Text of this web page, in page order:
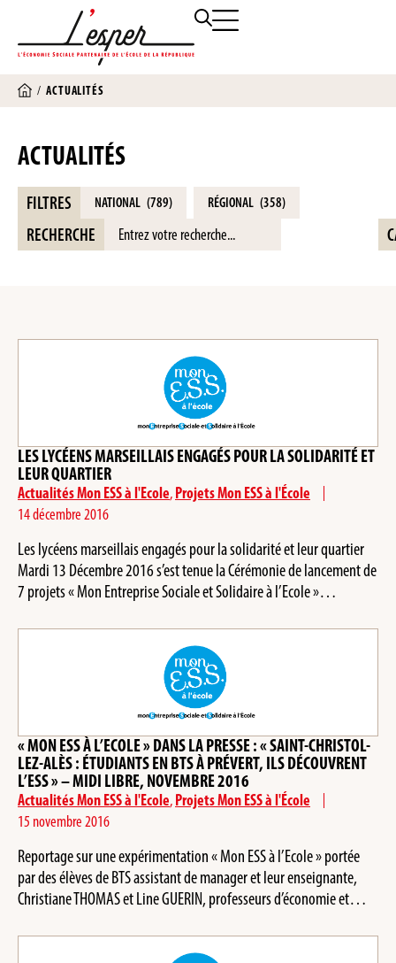
/ACTUALITÉS
ACTUALITÉS
FILTRES NATIONAL (789) RÉGIONAL (358)
RECHERCHE
LES LYCÉENS MARSEILLAIS ENGAGÉS POUR LA SOLIDARITÉ ET
LEUR QUARTIER
Actualités Mon ESS à l'Ecole,Projets Mon ESS à l'École
14 décembre 2016
Les lycéens marseillais engagés pour la solidarité et leur quartier
Mardi 13 Décembre 2016 s’est tenue la Cérémonie de lancement de
7 projets « Mon Entreprise Sociale et Solidaire à l’Ecole »…
« MON ESS À L’ECOLE » DANS LA PRESSE : « SAINT-CHRISTOL-
LEZ-ALÈS : ÉTUDIANTS EN BTS À PRÉVERT, ILS DÉCOUVRENT
L’ESS » – MIDI LIBRE, NOVEMBRE 2016
Actualités Mon ESS à l'Ecole,Projets Mon ESS à l'École
15 novembre 2016
Reportage sur une expérimentation « Mon ESS à l’Ecole » portée
par des élèves de BTS assistant de manager et leur enseignante,
Christiane THOMAS et Line GUERIN, professeurs d’économie et…